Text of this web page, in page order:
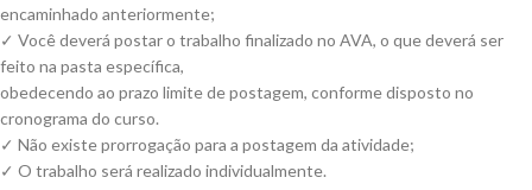
encaminhado anteriormente;
✓ Você deverá postar o trabalho finalizado no AVA, o que deverá ser
feito na pasta específica,
obedecendo ao prazo limite de postagem, conforme disposto no
cronograma do curso.
✓ Não existe prorrogação para a postagem da atividade;
✓ O trabalho será realizado individualmente.